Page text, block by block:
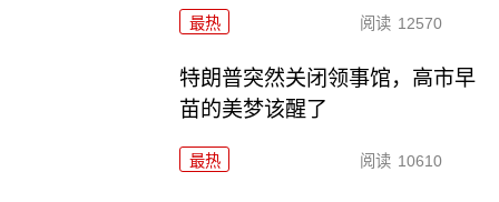
最热 阅读 12570
特朗普突然关闭领事馆，高市早
苗的美梦该醒了
最热 阅读 10610